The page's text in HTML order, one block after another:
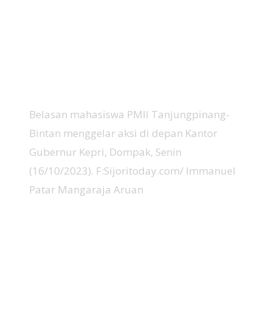
Belasan mahasiswa PMII Tanjungpinang-
Bintan menggelar aksi di depan Kantor
Gubernur Kepri, Dompak, Senin
(16/10/2023). F:Sijoritoday.com/ Immanuel
Patar Mangaraja Aruan